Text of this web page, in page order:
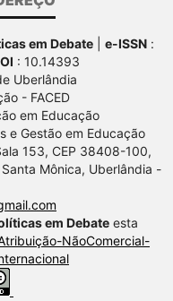
em Debate| e-ISSN:
: 10.14393
Uberlândia
- FACED
em Educação
e Gestão em Educação
153, CEP 38408-100,
Mônica, Uberlândia -
em Debateesta
NãoComercial-